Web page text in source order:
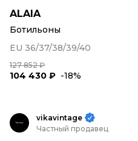
ALAIA
Ботильоны
EU 36/37/38/39/40
127 852 ₽
104 430 ₽ -18%
vikavintage
Частный продавец